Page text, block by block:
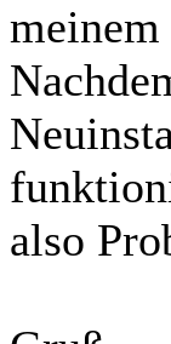
meinem
also